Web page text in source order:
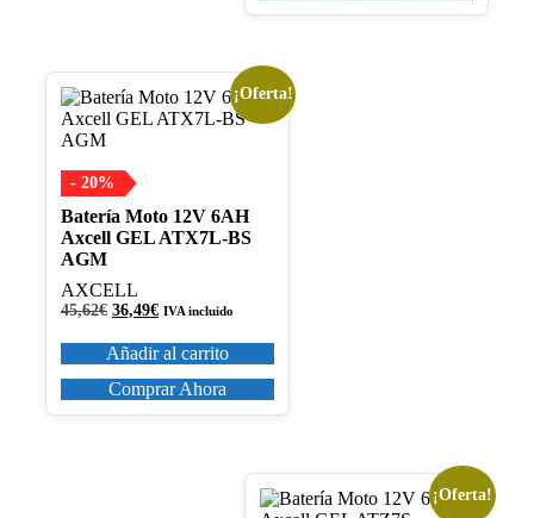
¡Oferta!
- 20%
Batería Moto 12V 6AH
Axcell GEL ATX7L-BS
AGM
AXCELL
45,62€ El
original
era:
45,62€.
36,49€El
actual
es:
36,49€.
IVA incluido
Añadir al carrito
Comprar Ahora
¡Oferta!